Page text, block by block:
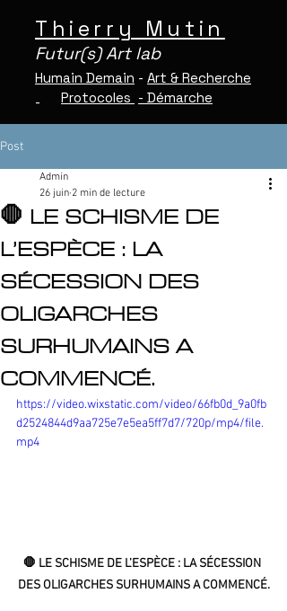
Thierry Mutin
Futur(s) Art lab
Humain Demain - Art & Recherche
-
Protocoles - Démarche
Post
🛑 LE SCHISME DE
L’ESPÈCE : LA
SÉCESSION DES
OLIGARCHES
SURHUMAINS A
COMMENCÉ.
Admin
26 juin 2 min de lecture
https://video.wixstatic.com/video/66fb0d_9a0fb
d2524844d9aa725e7e5ea5ff7d7/720p/mp4/file.
mp4
🛑 LE SCHISME DE L’ESPÈCE : LA SÉCESSION
DES OLIGARCHES SURHUMAINS A COMMENCÉ.